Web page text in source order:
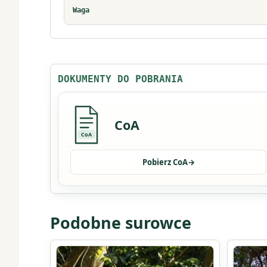
Waga
DOKUMENTY DO POBRANIA
CoA
CoA
Pobierz CoA→
Podobne surowce
Ten
produkt
Ten
produkt